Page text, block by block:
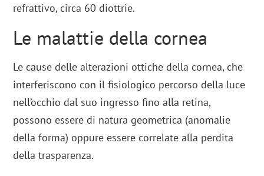
refrattivo, circa 60 diottrie.
Le malattie della cornea
Le cause delle alterazioni ottiche della cornea, che
interferiscono con il fisiologico percorso della luce
nell’occhio dal suo ingresso fino alla retina,
possono essere di natura geometrica (anomalie
della forma) oppure essere correlate alla perdita
della trasparenza.